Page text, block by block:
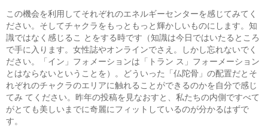
この機会を利用してそれぞれのエネルギーセンターを感じてみてく
ださい。そしてチャクラをもっともっと輝かしいものにします。知
識ではなく感じるこ とをする時です（知識は今日ではいたるところ
で手に入ります。女性誌やオンラインでさえ。しかし忘れないでく
ださい。「イン」フォメーションは「トラン ス」フォーメーション
とはならないということを）。どういった「仏陀骨」の配置だとそ
れぞれのチャクラのエリアに触れることができるのかを自分で感じ
てみ てください。昨年の投稿を見なおすと、私たちの内側ですべて
がとても美しいまでに奇麗にフィットしているのが分かるはずで
す。